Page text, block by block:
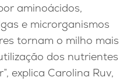
aminoácidos,
e microrganismos
tornam o milho mais
dos nutrientes
explica Carolina Ruv,